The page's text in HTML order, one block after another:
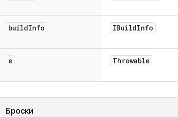
buildInfo IBuildInfo
e Throwable
Броски